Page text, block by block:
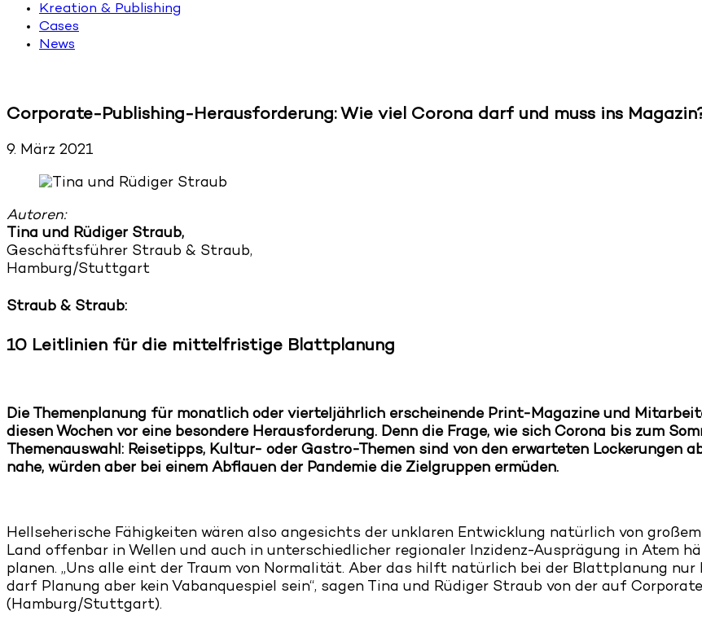
Kreation & Publishing
Cases
News
Corporate-Publishing-Herausforderung: Wie viel Corona darf und muss ins
9. März 2021
Autoren:
Tina und Rüdiger Straub,
Geschäftsführer Straub & Straub,
Hamburg/Stuttgart
Straub & Straub:
10 Leitlinien für die mittelfristige Blattplanung
Die Themenplanung für monatlich oder vierteljährlich erscheinende Print-Magazine und
diesen Wochen vor eine besondere Herausforderung. Denn die Frage, wie sich Corona bis zum
Themenauswahl: Reisetipps, Kultur- oder Gastro-Themen sind von den erwarteten Lockerungen
nahe, würden aber bei einem Abflauen der Pandemie die Zielgruppen ermüden.
Hellseherische Fähigkeiten wären also angesichts der unklaren Entwicklung natürlich von
Land offenbar in Wellen und auch in unterschiedlicher regionaler Inzidenz-Ausprägung in Atem
planen. „Uns alle eint der Traum von Normalität. Aber das hilft natürlich bei der Blattplanung
darf Planung aber kein Vabanquespiel sein“, sagen Tina und Rüdiger Straub von der auf
(Hamburg/Stuttgart).